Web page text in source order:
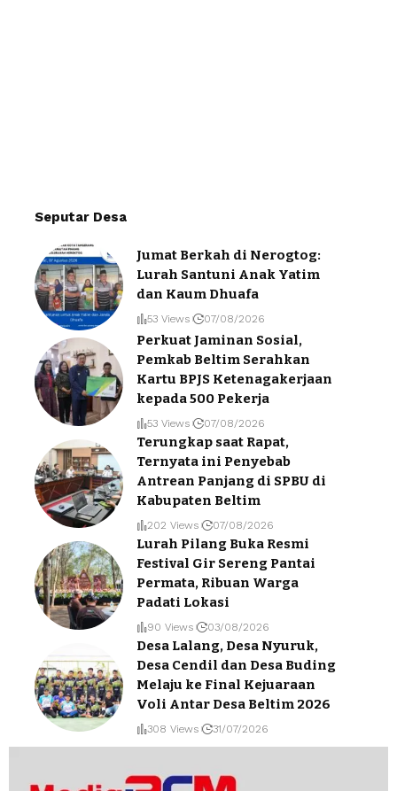
Seputar Desa
Jumat Berkah di Nerogtog:
Lurah Santuni Anak Yatim
dan Kaum Dhuafa
53 Views 07/08/2026
Perkuat Jaminan Sosial,
Pemkab Beltim Serahkan
Kartu BPJS Ketenagakerjaan
kepada 500 Pekerja
53 Views 07/08/2026
Terungkap saat Rapat,
Ternyata ini Penyebab
Antrean Panjang di SPBU di
Kabupaten Beltim
202 Views 07/08/2026
Lurah Pilang Buka Resmi
Festival Gir Sereng Pantai
Permata, Ribuan Warga
Padati Lokasi
90 Views 03/08/2026
Desa Lalang, Desa Nyuruk,
Desa Cendil dan Desa Buding
Melaju ke Final Kejuaraan
Voli Antar Desa Beltim 2026
308 Views 31/07/2026